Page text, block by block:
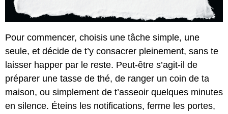
Pour commencer, choisis une tâche simple, une
seule, et décide de t’y consacrer pleinement, sans te
laisser happer par le reste. Peut-être s’agit-il de
préparer une tasse de thé, de ranger un coin de ta
maison, ou simplement de t’asseoir quelques minutes
en silence. Éteins les notifications, ferme les portes,